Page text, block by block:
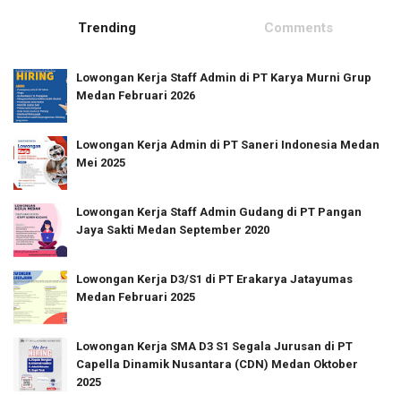
Trending Comments
Lowongan Kerja Staff Admin di PT Karya Murni Grup
Medan Februari 2026
Lowongan Kerja Admin di PT Saneri Indonesia Medan
Mei 2025
Lowongan Kerja Staff Admin Gudang di PT Pangan
Jaya Sakti Medan September 2020
Lowongan Kerja D3/S1 di PT Erakarya Jatayumas
Medan Februari 2025
Lowongan Kerja SMA D3 S1 Segala Jurusan di PT
Capella Dinamik Nusantara (CDN) Medan Oktober
2025